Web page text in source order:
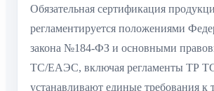
Обязательная сертификация
регламентируется положениями
закона №184-ФЗ и основными
ТС/ЕАЭС, включая регламенты ТР
устанавливают единые требования к